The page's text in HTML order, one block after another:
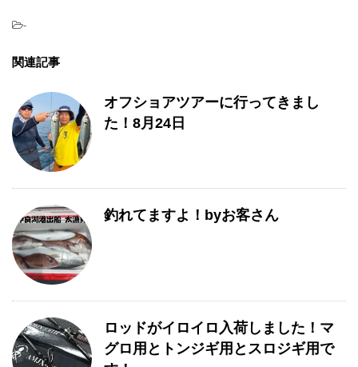
-
関連記事
オフショアツアーに行ってきまし
た！8月24日
釣れてますよ！byお客さん
ロッドがイロイロ入荷しました！マ
グロ用とトンジギ用とスロジギ用で